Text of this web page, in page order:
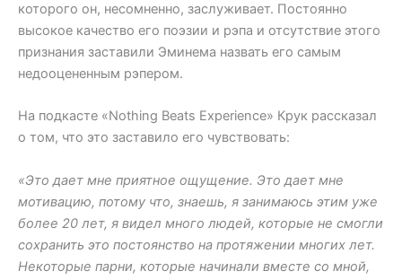
которого он, несомненно, заслуживает. Постоянно
высокое качество его поэзии и рэпа и отсутствие этого
признания заставили Эминема назвать его самым
недооцененным рэпером.
На подкасте «Nothing Beats Experience» Крук рассказал
о том, что это заставило его чувствовать:
«Это дает мне приятное ощущение. Это дает мне
мотивацию, потому что, знаешь, я занимаюсь этим уже
более 20 лет, я видел много людей, которые не смогли
сохранить это постоянство на протяжении многих лет.
Некоторые парни, которые начинали вместе со мной,